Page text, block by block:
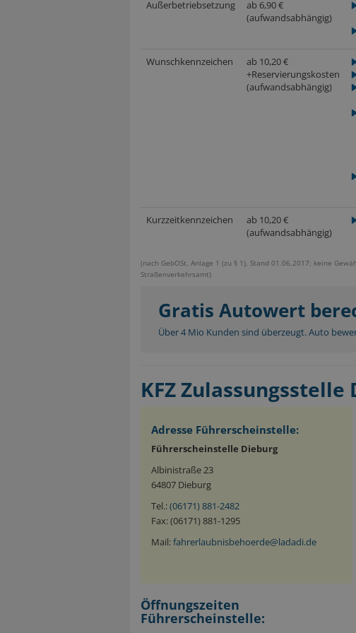
Außerbetriebsetzung
ab 6,90 €
(aufwandsabhängig)
Wunschkennzeichen
ab 10,20 €
+Reservierungskosten
(aufwandsabhängig)
Kurzzeitkennzeichen
ab 10,20 €
(aufwandsabhängig)
(nach GebOSt, Anlage 1 (zu § 1), Stand 01.06.2017; keine
Straßenverkehrsamt)
Gratis Autowert
Über 4 Mio Kunden sind überzeugt. Auto
KFZ
Adresse Führerscheinstelle:
Führerscheinstelle Dieburg
Albinistraße 23
64807 Dieburg
Tel.:(06171) 881-2482
Fax: (06171) 881-1295
Mail:fahrerlaubnisbehoerde@ladadi.de
Öffnungszeiten
Führerscheinstelle: